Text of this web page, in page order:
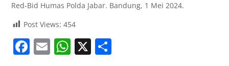
Red-Bid Humas Polda Jabar. Bandung, 1 Mei 2024.
Post Views: 454
F E W X